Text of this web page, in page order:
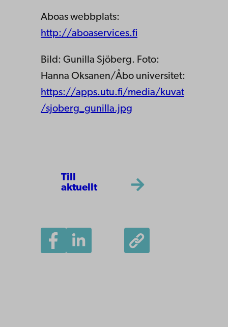
Aboas webbplats:
http://aboaservices.fi
Bild: Gunilla Sjöberg. Foto:
Hanna Oksanen/Åbo universitet:
https://apps.utu.fi/media/kuvat
/sjoberg_gunilla.jpg
Till
aktuellt